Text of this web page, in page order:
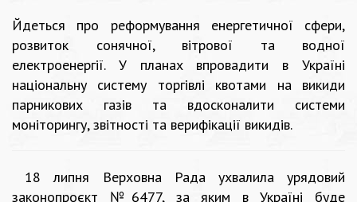
Йдеться про реформування енергетичної сфери,
розвиток сонячної, вітрової та водної
електроенергії. У планах впровадити в Україні
національну систему торгівлі квотами на викиди
парникових газів та вдосконалити системи
моніторингу, звітності та верифікації викидів.
18 липня Верховна Рада ухвалила урядовий
законопроєкт №6477, за яким в Україні буде